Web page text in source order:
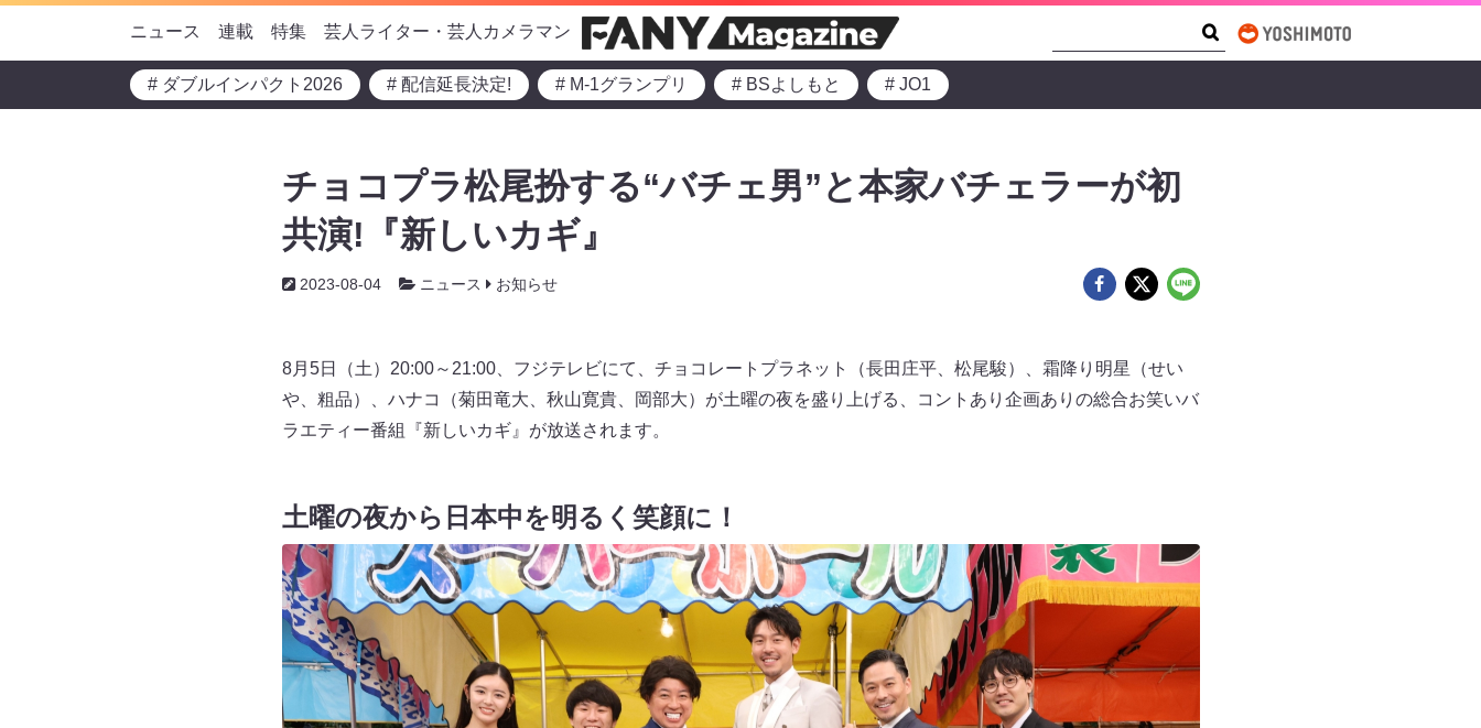
ニュース 連載 特集 芸人ライター・芸人カメラマン
# ダブルインパクト2026 # 配信延長決定! # M-1グランプリ # BSよしもと # JO1
チョコプラ松尾扮する“バチェ男”と本家バチェラーが初
共演!『新しいカギ』
2023-08-04 ニュース お知らせ
8月5日（土）20:00～21:00、フジテレビにて、チョコレートプラネット（長田庄平、松尾駿）、霜降り明星（せい
や、粗品）、ハナコ（菊田竜大、秋山寛貴、岡部大）が土曜の夜を盛り上げる、コントあり企画ありの総合お笑いバ
ラエティー番組『新しいカギ』が放送されます。
土曜の夜から日本中を明るく笑顔に！